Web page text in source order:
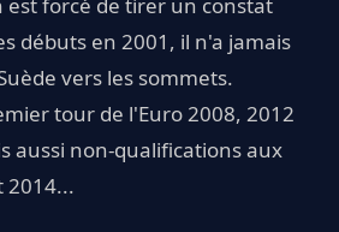
est forcé de tirer un constat
débuts en 2001, il n'a jamais
vers les sommets.
tour de l'Euro 2008, 2012
aussi non-qualifications aux
2014...